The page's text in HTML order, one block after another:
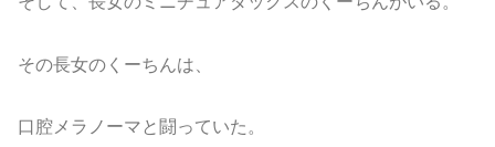
その長女のくーちんは、
口腔メラノーマと闘っていた。